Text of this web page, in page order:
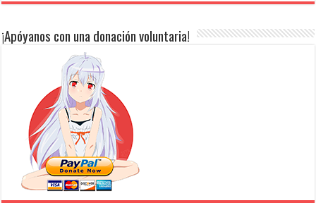
¡Apóyanos con una donación voluntaria!